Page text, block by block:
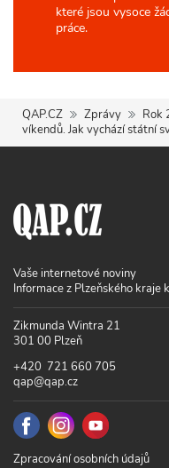
které jsou vysoce
práce.
QAP.CZ Zprávy
Rok
víkendů. Jak vychází státní
Vaše internetové noviny
Informace z Plzeňského kraje
Zikmunda Wintra 21
301 00 Plzeň
+420 721 660 705
qap@qap.cz
Zpracování osobních údajů